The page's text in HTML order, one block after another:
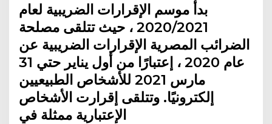
بدأ موسم الإقرارات الضريبية لعام
2020/2021 ، حيث تتلقى مصلحة
الضرائب المصرية الإقرارات الضريبية عن
عام 2020 ، إعتبارًا من أول يناير حتي 31
مارس 2021 للأشخاص الطبيعيين
إلكترونيًا. وتتلقى إقرارت الأشخاص
الإعتبارية ممثلة في